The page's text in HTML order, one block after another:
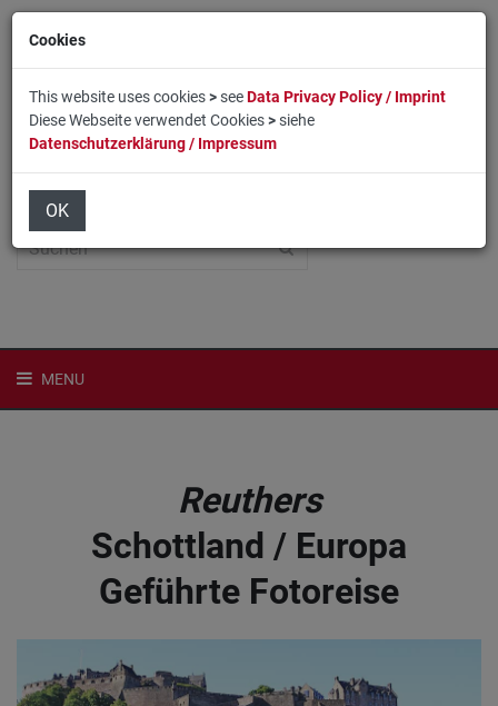
Home
MENU
Reuthers
Schottland / Europa
Geführte Fotoreise
Cookies
This website uses cookies>seeData Privacy Policy / Imprint
Diese Webseite verwendet Cookies>siehe
Datenschutzerklärung / Impressum
OK